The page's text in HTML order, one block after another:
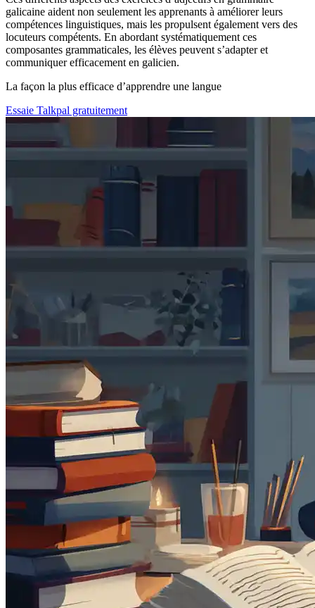
galicaine aident non seulement les apprenants à améliorer leurs
compétences linguistiques, mais les propulsent également vers des
locuteurs compétents. En abordant systématiquement ces
composantes grammaticales, les élèves peuvent s’adapter et
communiquer efficacement en galicien.
La façon la plus efficace d’apprendre une langue
Essaie Talkpal gratuitement